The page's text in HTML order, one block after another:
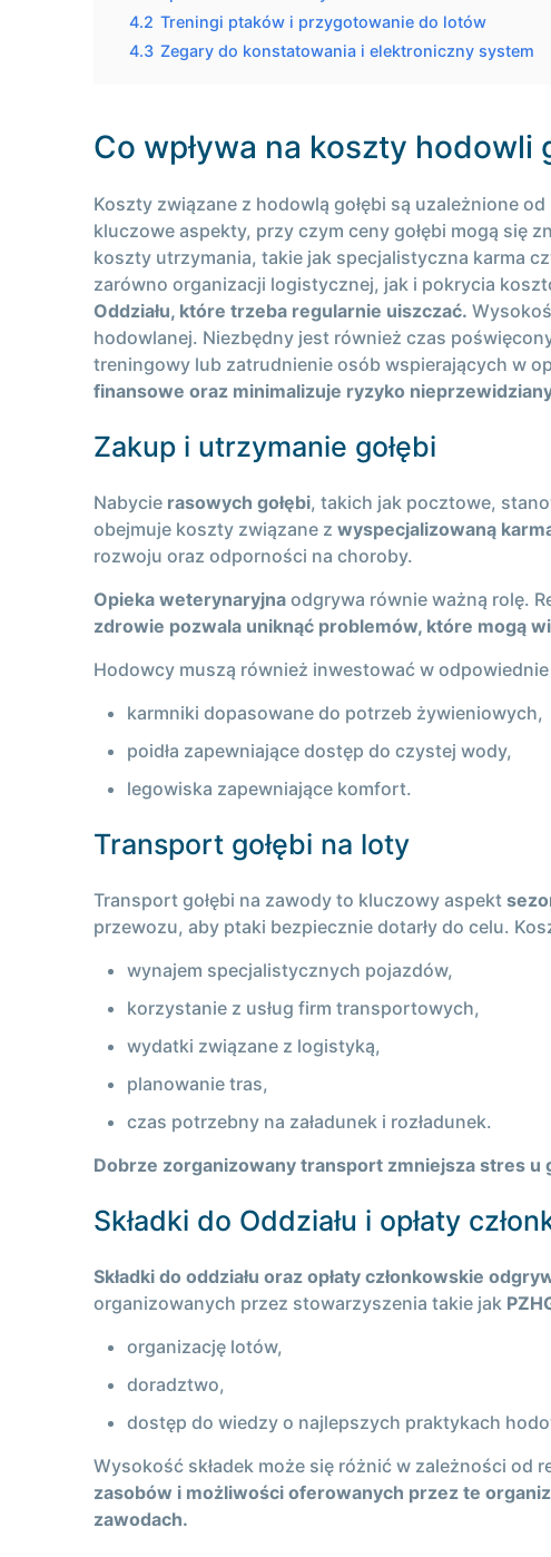
4.2 Treningi ptaków i przygotowanie do lotów
4.3 Zegary do konstatowania i elektroniczny system
Co wpływa na koszty hodowli
Koszty związane z hodowlą gołębi są uzależnione
kluczowe aspekty, przy czym ceny gołębi mogą się
koszty utrzymania, takie jak specjalistyczna karma
zarówno organizacji logistycznej, jak i pokrycia
Oddziału, które trzeba regularnie uiszczać.
hodowlanej. Niezbędny jest również czas
treningowy lub zatrudnienie osób wspierających w
finansowe oraz minimalizuje ryzyko
Zakup i utrzymanie gołębi
Nabycie rasowych gołębi, takich jak pocztowe,
obejmuje koszty związane z wyspecjalizowaną
rozwoju oraz odporności na choroby.
Opieka weterynaryjna odgrywa równie ważną rolę.
zdrowie pozwala uniknąć problemów, które mogą
Hodowcy muszą również inwestować w
karmniki dopasowane do potrzeb żywieniowych,
poidła zapewniające dostęp do czystej wody,
legowiska zapewniające komfort.
Transport gołębi na loty
Transport gołębi na zawody to kluczowy aspekt
przewozu, aby ptaki bezpiecznie dotarły do celu.
wynajem specjalistycznych pojazdów,
korzystanie z usług firm transportowych,
wydatki związane z logistyką,
planowanie tras,
czas potrzebny na załadunek i rozładunek.
Dobrze zorganizowany transport zmniejsza stres u
Składki do Oddziału i opłaty
Składki do oddziału oraz opłaty członkowskie
organizowanych przez stowarzyszenia takie jak
organizację lotów,
doradztwo,
dostęp do wiedzy o najlepszych praktykach
Wysokość składek może się różnić w zależności od
zasobów i możliwości oferowanych przez te
zawodach.